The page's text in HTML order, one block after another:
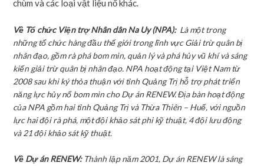
chùm và các loại vật liệu nổ khác.
Về Tổ chức Viện trợ Nhân dân Na Uy (NPA): Là một trong
những tổ chức hàng đầu thế giới trong lĩnh vực Giải trừ quân bị
nhân đạo, gồm rà phá bom mìn, quản lý và phá hủy vũ khí và sáng
kiến giải trừ quân bị nhân đạo. NPA hoạt động tại Việt Nam từ
2008 sau khi ký thỏa thuận với tỉnh Quảng Trị hỗ trợ phát triển
năng lực hủy nổ bom mìn cho Dự án RENEW. Địa bàn hoạt động
của NPA gồm hai tỉnh Quảng Trị và Thừa Thiên – Huế, với nguồn
lực hai đội rà phá, một đội khảo sát phi kỹ thuật, 4 đội lưu động
và 21 đội khảo sát kỹ thuật.
Về Dự án RENEW:Thành lập năm 2001, Dự án RENEW là sáng